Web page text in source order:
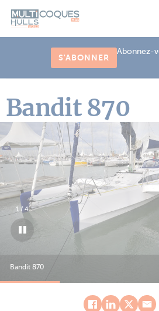
S'ABONNER
Abonnez-
Bandit 870
Bandit 870
1 / 4